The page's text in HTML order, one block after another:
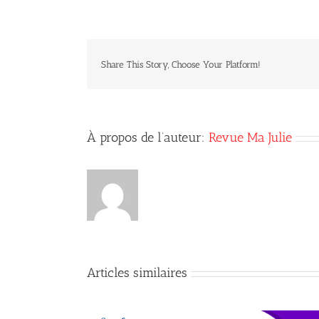
Share This Story, Choose Your Platform!
À propos de l’auteur: Revue Ma Julie
Articles similaires